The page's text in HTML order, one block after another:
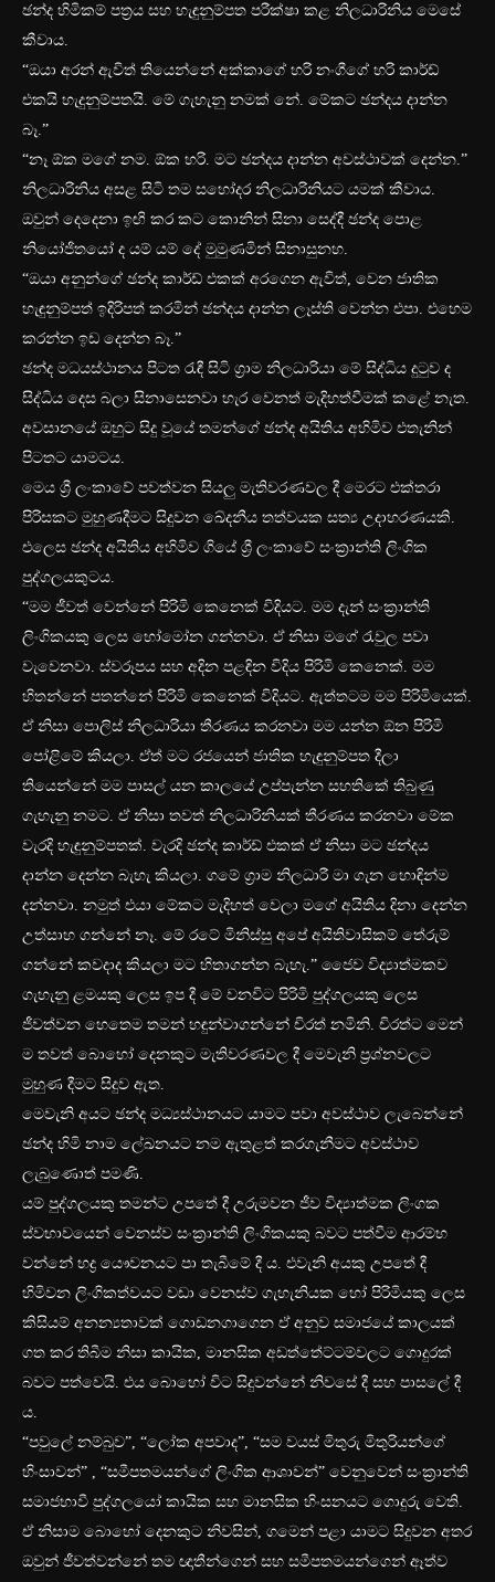
ඡන්ද හිමිකම් පත්‍රය සහ හැඳුනුම්පත පරීක්ෂා කළ නිලධාරිනිය මෙසේ
කීවාය.
“ඔයා අරන් ඇවිත් තියෙන්නේ අක්කාගේ හරි නංගීගේ හරි කාර්ඩ්
එකයි හැදුනුම්පතයි. මේ ගැහැනු නමක් නේ. මේකට ඡන්දය දාන්න
බෑ.”
“නෑ ඕක මගේ නම. ඕක හරි. මට ඡන්දය දාන්න අවස්ථාවක් දෙන්න.”
නිලධාරිනිය අසළ සිටි තම සහෝදර නිලධාරිනියට යමක් කීවාය.
ඔවුන් දෙදෙනා ඉඟි කර කට කොනින් සිනා සෙද්දී ඡන්ද පොළ
නියෝජිතයෝ ද යම් යම් දේ මුමුණමින් සිනාසුනහ.
“ඔයා අනුන්ගේ ඡන්ද කාර්ඩ් එකක් අරගෙන ඇවිත්, වෙන ජාතික
හැඳුනුම්පත් ඉදිරිපත් කරමින් ඡන්දය දාන්න ලෑස්ති වෙන්න එපා. එහෙම
කරන්න ඉඩ දෙන්න බෑ.”
ඡන්ද මධයස්ථානය පිටත රැඳී සිටි ග්‍රාම නිලධාරියා මේ සිද්ධිය දුටුව ද
සිද්ධිය දෙස බලා සිනාසෙනවා හැර වෙනත් මැදිහත්වීමක් කළේ නැත.
අවසානයේ ඔහුට සිදු වූයේ තමන්ගේ ඡන්ද අයිතිය අහිමිව එතැනින්
පිටතට යාමටය.
මෙය ශ්‍රී ලංකාවේ පවත්වන සියලු මැතිවරණවල දී මෙරට එක්තරා
පිරිසකට මුහුණදීමට සිදුවන ඛේදනීය තත්වයක සත්‍ය උදාහරණයකි.
එලෙස ඡන්ද අයිතිය අහිමිව ගියේ ශ්‍රී ලංකාවේ සංක්‍රාන්ති ලිංගික
පුද්ගලයකුටය.
“මම ජීවත් වෙන්නේ පිරිමි කෙනෙක් විදියට. මම දැන් සංක්‍රාන්ති
ලිංගිකයකු ලෙස හෝමෝන ගන්නවා. ඒ නිසා මගේ රැවුල පවා
වැවෙනවා. ස්වරූපය සහ අදින පළඳින විදිය පිරිමි කෙනෙක්. මම
හිතන්නේ පතන්නේ පිරිමි කෙනෙක් විදියට. ඇත්තටම මම පිරිමියෙක්.
ඒ නිසා පොලිස් නිලධාරියා තීරණය කරනවා මම යන්න ඕන පිරිමි
පෝළිමේ කියලා. ඒත් මට රජයෙන් ජාතික හැඳුනුම්පත දීලා
තියෙන්නේ මම පාසල් යන කාලයේ උප්පැන්න සහතිකේ තිබුණු
ගැහැනු නමට. ඒ නිසා තවත් නිලධාරිනියක් තීරණය කරනවා මේක
වැරදි හැඳුනුම්පතක්. වැරදි ඡන්ද කාර්ඩ් එකක් ඒ නිසා මට ඡන්දය
දාන්න දෙන්න බැහැ කියලා. ගමේ ග්‍රාම නිලධාරී මා ගැන හොඳින්ම
දන්නවා. නමුත් එයා මේකට මැදිහත් වෙලා මගේ අයිතිය දිනා දෙන්න
උත්සාහ ගන්නේ නෑ. මේ රටේ මිනිස්සු අපේ අයිතිවාසිකම් තේරුම්
ගන්නේ කවදාද කියලා මට හිතාගන්න බැහැ.” ජෛව විද්‍යාත්මකව
ගැහැනු ළමයකු ලෙස ඉප දී මේ වනවිට පිරිමි පුද්ගලයකු ලෙස
ජීවත්වන හෙතෙම තමන් හඳුන්වාගන්නේ චිරත් නමිනි. චිරත්ට මෙන්
ම තවත් බොහෝ දෙනකුට මැතිවරණවල දී මෙවැනි ප්‍රශ්නවලට
මුහුණ දීමට සිදුව ඇත.
මෙවැනි අයට ඡන්ද මධ්‍යස්ථානයට යාමට පවා අවස්ථාව ලැබෙන්නේ
ඡන්ද හිමි නාම ලේඛනයට නම ඇතුළත් කරගැනීමට අවස්ථාව
ලැබුණොත් පමණි.
යම් පුද්ගලයකු තමන්ට උපතේ දී උරුමවන ජීව විද්‍යාත්මක ලිංගක
ස්වභාවයෙන් වෙනස්ව සංක්‍රාන්ති ලිංගිකයකු බවට පත්වීම ආරම්භ
වන්නේ භද්‍ර යෞවනයට පා තැබීමේ දී ය. එවැනි අයකු උපතේ දී
හිමිවන ලිංගිකත්වයට වඩා වෙනස්ව ගැහැනියක හෝ පිරිමියකු ලෙස
කිසියම් අනන්‍යතාවක් ගොඩනගාගෙන ඒ අනුව සමාජයේ කාලයක්
ගත කර තිබීම නිසා කායික, මානසික අඩත්තේට්ටම්වලට ගොදුරක්
බවට පත්වෙයි. එය බොහෝ විට සිදුවන්නේ නිවසේ දී සහ පාසලේ දී
ය.
“පවුලේ නම්බුව”, “ලෝක අපවාද”, “සම වයස් මිතුරු මිතුරියන්ගේ
හිංසාවන්” , “සමීපතමයන්ගේ ලිංගික ආශාවන්” වෙනුවෙන් සංක්‍රාන්ති
සමාජභාවී පුද්ගලයෝ කායික සහ මානසික හිංසනයට ගොදුරු වෙති.
ඒ නිසාම බොහෝ දෙනකුට නිවසින්, ගමෙන් පළා යාමට සිදුවන අතර
ඔවුන් ජීවත්වන්නේ තම ඥාතීන්ගෙන් සහ සමීපතමයන්ගෙන් ඈත්ව